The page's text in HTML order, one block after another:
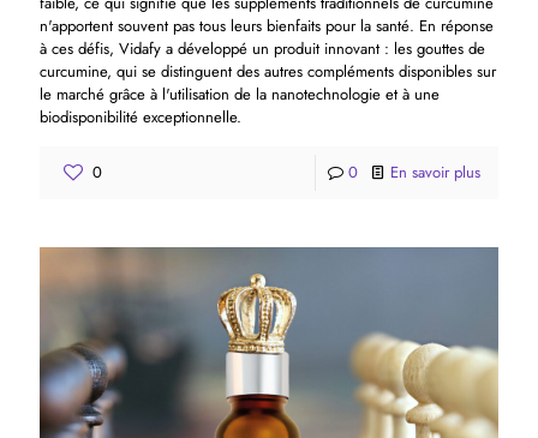
n'apportent souvent pas tous leurs bienfaits pour la santé. En réponse
à ces défis, Vidafy a développé un produit innovant : les gouttes de
curcumine, qui se distinguent des autres compléments disponibles sur
le marché grâce à l'utilisation de la nanotechnologie et à une
biodisponibilité exceptionnelle.
0 0 En savoir plus